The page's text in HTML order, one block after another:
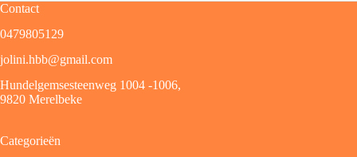
Contact
0479805129
jolini.hbb@gmail.com
Hundelgemsesteenweg 1004 -1006,
9820 Merelbeke
Categorieën